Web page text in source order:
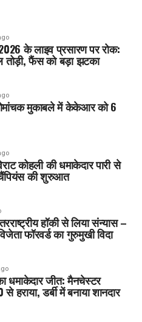
के लाइव प्रसारण पर रोक:
तोड़ी, फैंस को बड़ा झटका
मुकाबले में केकेआर को 6
कोहली की धमाकेदार पारी से
की शुरुआत
हॉकी से लिया संन्यास –
फॉरवर्ड का गुरुमुखी विदा
धमाकेदार जीत: मैनचेस्टर
हराया, डर्बी में बनाया शानदार